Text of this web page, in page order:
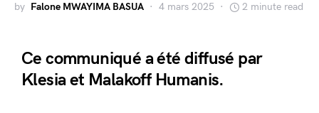
by Falone MWAYIMA BASUA 4 mars 2025 2 minute read
Ce communiqué a été diffusé par
Klesia et Malakoff Humanis.